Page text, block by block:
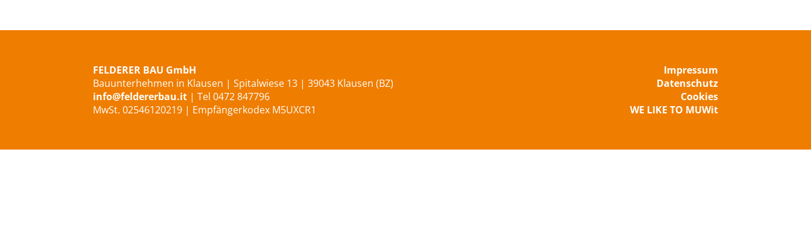
FELDERER BAU GmbH
Bauunterhehmen in Klausen | Spitalwiese 13 | 39043 Klausen (BZ)
info@feldererbau.it | Tel 0472 847796
MwSt. 02546120219 | Empfängerkodex M5UXCR1
Impressum
Datenschutz
Cookies
WE LIKE TO MUWit